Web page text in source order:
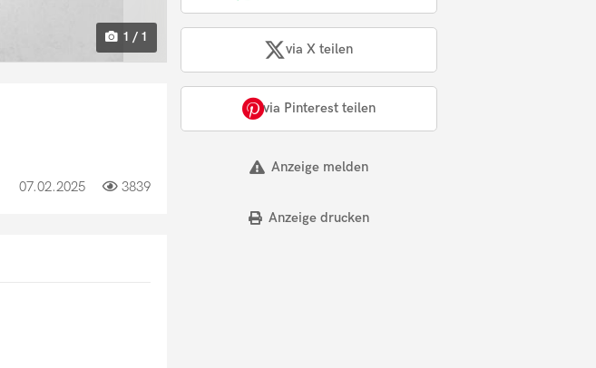
1 / 1
07.02.2025 3839
via X teilen
via Pinterest teilen
Anzeige melden
Anzeige drucken